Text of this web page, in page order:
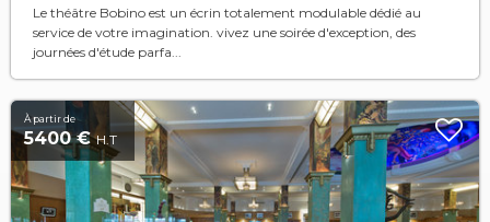
Le théâtre Bobino est un écrin totalement modulable dédié au
service de votre imagination. vivez une soirée d'exception, des
journées d'étude parfa...
À partir de
5400 €H.T